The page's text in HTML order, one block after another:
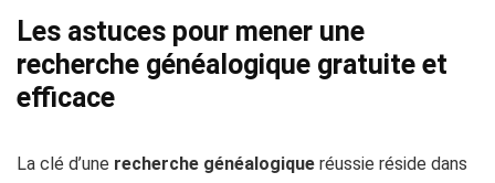
Les astuces pour mener une
recherche généalogique gratuite et
efficace
La clé d’une recherche généalogique réussie réside dans